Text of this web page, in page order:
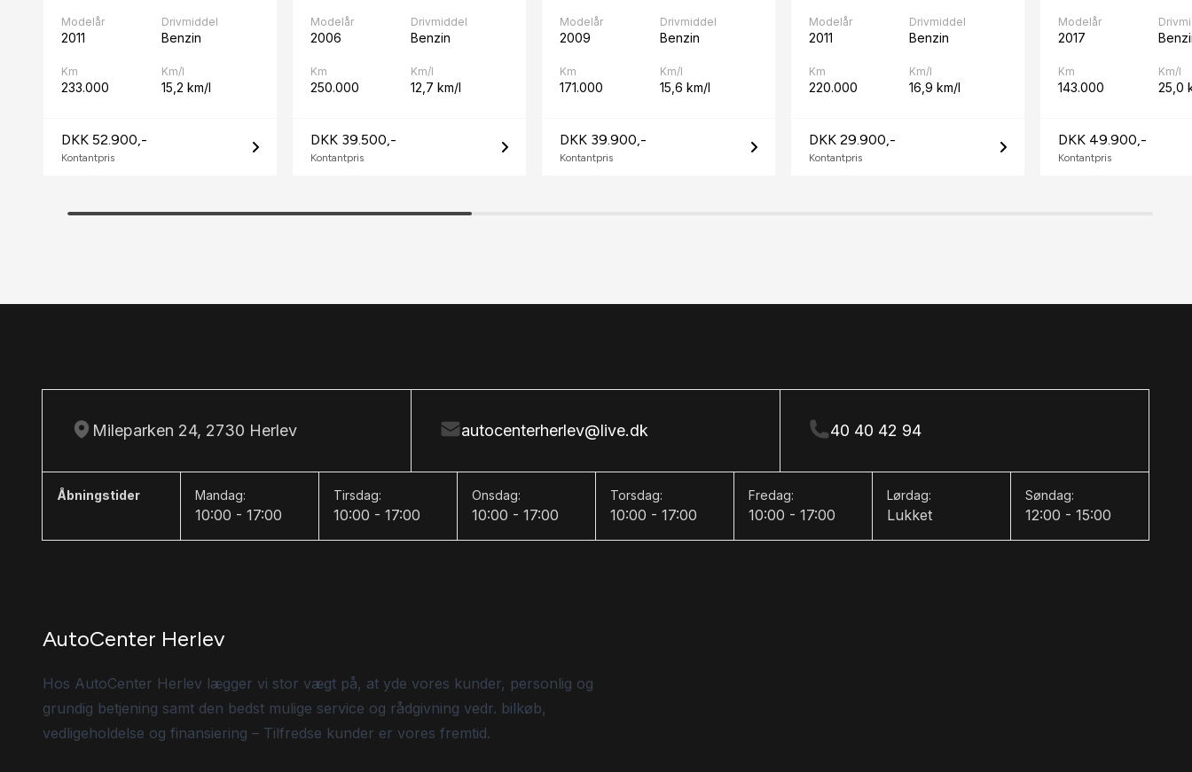
Modelår
2011
Drivmiddel
Benzin
Km
233.000
Km/l
15,2 km/l
DKK 52.900,-
Kontantpris
Modelår
2006
Drivmiddel
Benzin
Km
250.000
Km/l
12,7 km/l
DKK 39.500,-
Kontantpris
Modelår
2009
Drivmiddel
Benzin
Km
171.000
Km/l
15,6 km/l
DKK 39.900,-
Kontantpris
Modelår
2011
Drivmiddel
Benzin
Km
220.000
Km/l
16,9 km/l
DKK 29.900,-
Kontantpris
Modelår
2017
Km
143.000
Km/l
25,0
DKK 49.900,-
Kontantpris
Mileparken 24, 2730 Herlev autocenterherlev@live.dk 40 40 42 94
Åbningstider Mandag:
10:00 - 17:00
Tirsdag:
10:00 - 17:00
Onsdag:
10:00 - 17:00
Torsdag:
10:00 - 17:00
Fredag:
10:00 - 17:00
Lørdag:
Lukket
Søndag:
12:00 - 15:00
AutoCenter Herlev
Hos AutoCenter Herlev lægger vi stor vægt på, at yde vores kunder, personlig og
grundig betjening samt den bedst mulige service og rådgivning vedr. bilkøb,
vedligeholdelse og finansiering – Tilfredse kunder er vores fremtid.